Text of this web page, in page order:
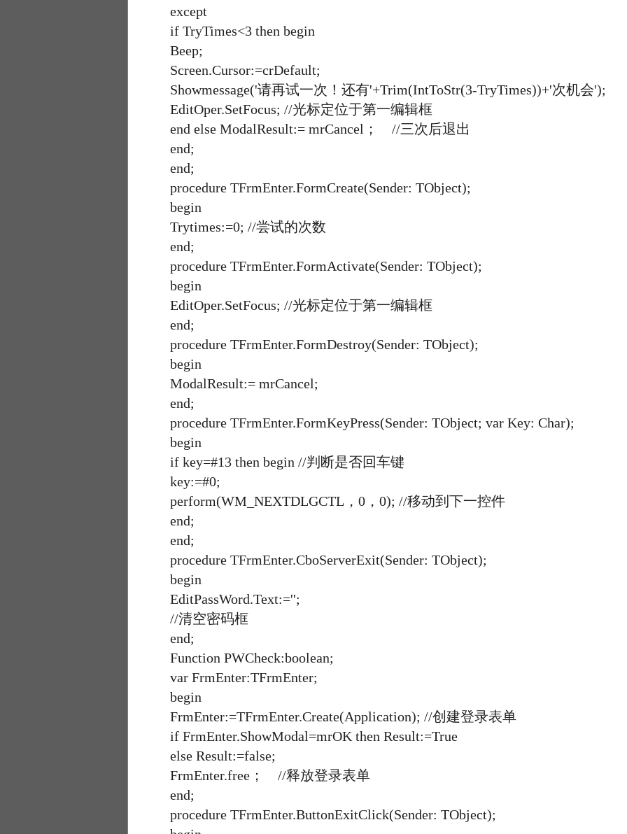
except
if TryTimes<3 then begin
Beep;
Screen.Cursor:=crDefault;
Showmessage('请再试一次！还有'+Trim(IntToStr(3-TryTimes))+'次机会');
EditOper.SetFocus; //光标定位于第一编辑框
end else ModalResult:= mrCancel； //三次后退出
end;
end;
procedure TFrmEnter.FormCreate(Sender: TObject);
begin
Trytimes:=0; //尝试的次数
end;
procedure TFrmEnter.FormActivate(Sender: TObject);
begin
EditOper.SetFocus; //光标定位于第一编辑框
end;
procedure TFrmEnter.FormDestroy(Sender: TObject);
begin
ModalResult:= mrCancel;
end;
procedure TFrmEnter.FormKeyPress(Sender: TObject; var Key: Char);
begin
if key=#13 then begin //判断是否回车键
key:=#0;
perform(WM_NEXTDLGCTL，0，0); //移动到下一控件
end;
end;
procedure TFrmEnter.CboServerExit(Sender: TObject);
begin
EditPassWord.Text:='';
//清空密码框
end;
Function PWCheck:boolean;
var FrmEnter:TFrmEnter;
begin
FrmEnter:=TFrmEnter.Create(Application); //创建登录表单
if FrmEnter.ShowModal=mrOK then Result:=True
else Result:=false;
FrmEnter.free； //释放登录表单
end;
procedure TFrmEnter.ButtonExitClick(Sender: TObject);